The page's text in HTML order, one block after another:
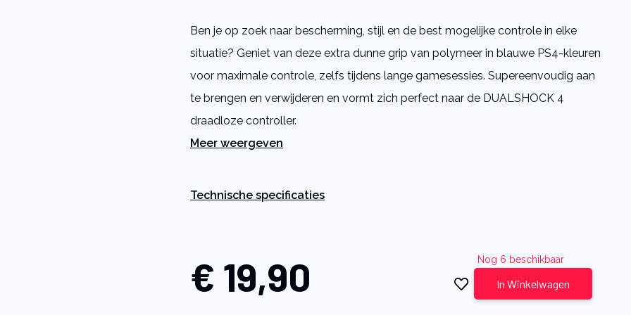
average
value.
a
Same
link.
Ben je op zoek naar bescherming, stijl en de best mogelijke controle in elke
situatie? Geniet van deze extra dunne grip van polymeer in blauwe PS4-kleuren
voor maximale controle, zelfs tijdens lange gamesessies. Supereenvoudig aan
te brengen en verwijderen en vormt zich perfect naar de DUALSHOCK 4
draadloze controller.
Meer weergeven
Technische specificaties
€ 19,90 Nog 6 beschikbaar
In Winkelwagen